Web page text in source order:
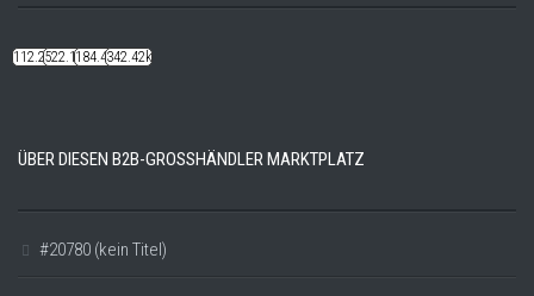
112.22k522.14k184.48k342.42k
ÜBER DIESEN B2B-GROSSHÄNDLER MARKTPLATZ
#20780 (kein Titel)